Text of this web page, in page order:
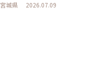
宮城県 2026.07.09